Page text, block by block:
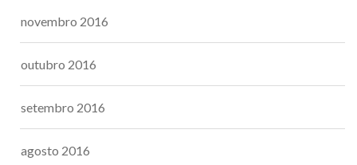
novembro 2016
outubro 2016
setembro 2016
agosto 2016